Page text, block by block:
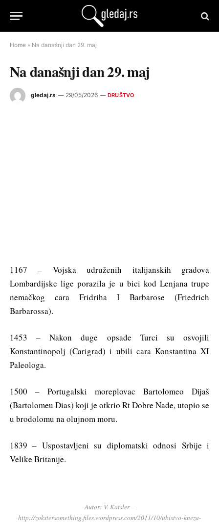
Home » Na današnji dan 29. maj
Na današnji dan 29. maj
gledaj.rs 29/05/2026 DRUŠTVO
1167 – Vojska udruženih italijanskih gradova
Lombardijske lige porazila je u bici kod Lenjana trupe
nemačkog cara Fridriha I Barbarose (Friedrich
Barbarossa).
1453 – Nakon duge opsade Turci su osvojili
Konstantinopolj (Carigrad) i ubili cara Konstantina XI
Paleologa.
1500 – Portugalski moreplovac Bartolomeo Dijaš
(Bartolomeu Dias) koji je otkrio Rt Dobre Nade, utopio se
u brodolomu na olujnom moru.
1839 – Uspostavljeni su diplomatski odnosi Srbije i
Velike Britanije.
Autor: V. Katsler –
http://zokstersomething.files.wordpress.com/2011/10/ubistvo-kneza-